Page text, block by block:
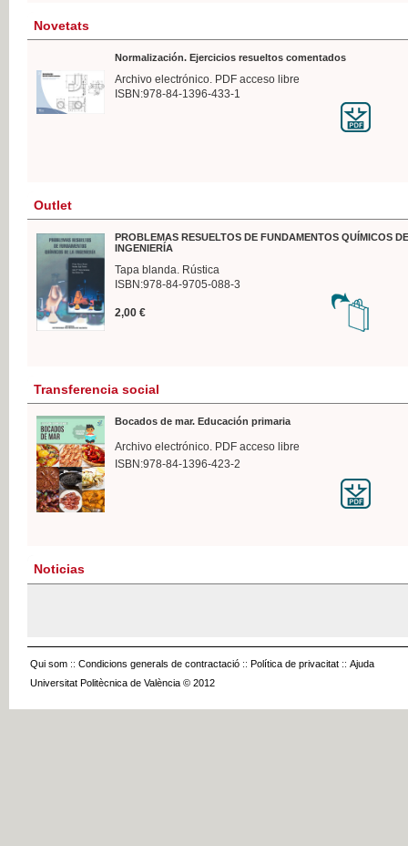
Novetats
Normalización. Ejercicios resueltos comentados
Archivo electrónico. PDF acceso libre
ISBN:978-84-1396-433-1
Outlet
PROBLEMAS RESUELTOS DE FUNDAMENTOS QUÍMICOS
INGENIERÍA
Tapa blanda. Rústica
ISBN:978-84-9705-088-3
2,00 €
Transferencia social
Bocados de mar. Educación primaria
Archivo electrónico. PDF acceso libre
ISBN:978-84-1396-423-2
Noticias
Qui som :: Condicions generals de contractació :: Política de privacitat :: Ajuda
Universitat Politècnica de València © 2012